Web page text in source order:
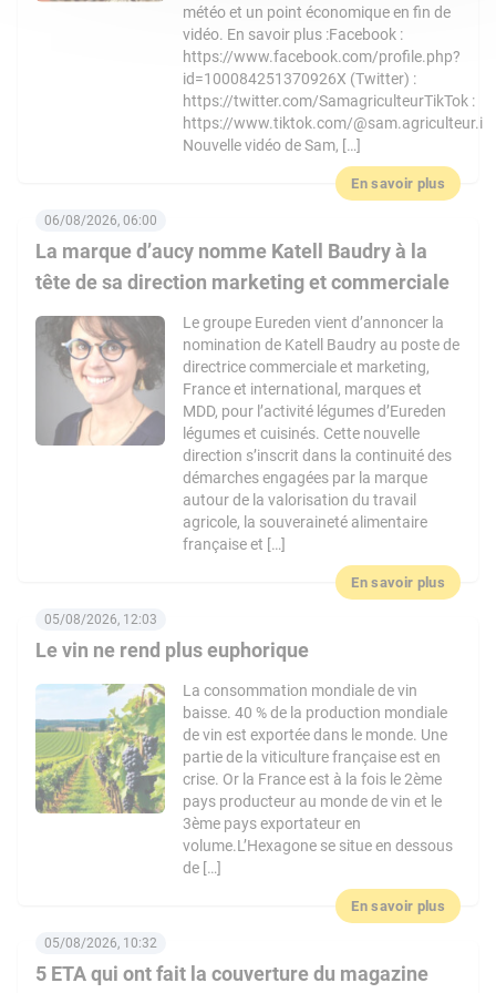
météo et un point économique en fin de
vidéo. En savoir plus :Facebook :
https://www.facebook.com/profile.php?
id=100084251370926X (Twitter) :
https://twitter.com/SamagriculteurTikTok :
https://www.tiktok.com/@sam.agriculteur.i
Nouvelle vidéo de Sam, […]
En savoir plus
La marque d’aucy nomme Katell Baudry à la
tête de sa direction marketing et commerciale
06/08/2026, 06:00
Le groupe Eureden vient d’annoncer la
nomination de Katell Baudry au poste de
directrice commerciale et marketing,
France et international, marques et
MDD, pour l’activité légumes d’Eureden
légumes et cuisinés. Cette nouvelle
direction s’inscrit dans la continuité des
démarches engagées par la marque
autour de la valorisation du travail
agricole, la souveraineté alimentaire
française et […]
En savoir plus
Le vin ne rend plus euphorique
05/08/2026, 12:03
La consommation mondiale de vin
baisse. 40 % de la production mondiale
de vin est exportée dans le monde. Une
partie de la viticulture française est en
crise. Or la France est à la fois le 2ème
pays producteur au monde de vin et le
3ème pays exportateur en
volume.L’Hexagone se situe en dessous
de […]
En savoir plus
5 ETA qui ont fait la couverture du magazine
05/08/2026, 10:32